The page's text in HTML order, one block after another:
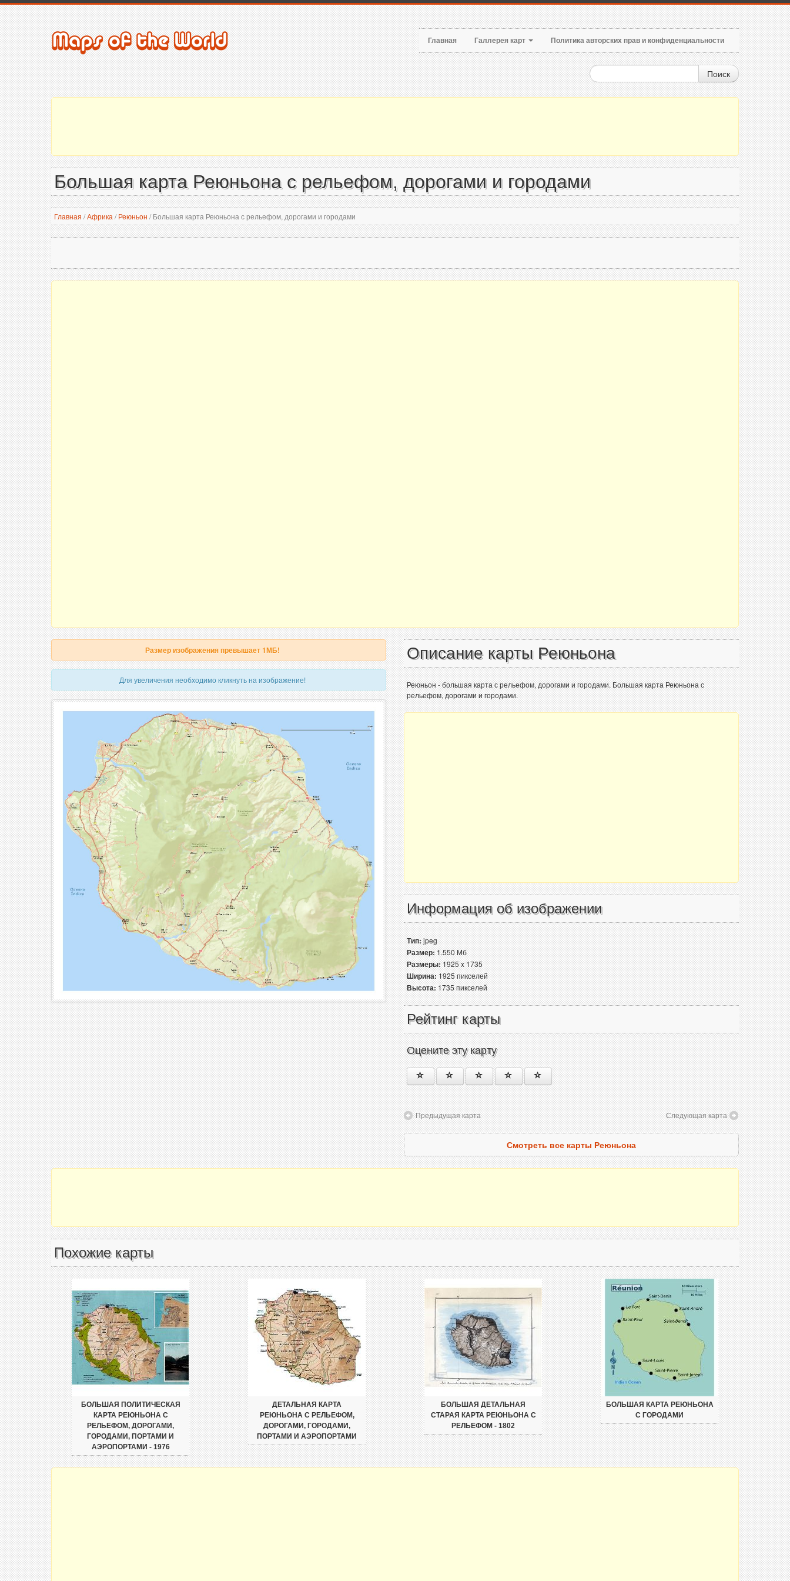
Главная Галлерея карт Политика авторских прав и конфиденциальности
Поиск
Большая карта Реюньона с рельефом, дорогами и городами
Главная /Африка / Реюньон /Большая карта Реюньона с рельефом, дорогами и городами
Размер изображения превышает 1МБ!
Для увеличения необходимо кликнуть на изображение!
Описание карты Реюньона
Реюньон - большая карта с рельефом, дорогами и городами. Большая карта Реюньона с
рельефом, дорогами и городами.
Информация об изображении
Тип:jpeg
Размер:1.550 Мб
Размеры:1925 x 1735
Ширина:1925 пикселей
Высота:1735 пикселей
Рейтинг карты
Оцените эту карту
Предыдущая карта Следующая карта
Смотреть все карты Реюньона
Похожие карты
БОЛЬШАЯ ПОЛИТИЧЕСКАЯ
КАРТА РЕЮНЬОНА С
РЕЛЬЕФОМ, ДОРОГАМИ,
ГОРОДАМИ, ПОРТАМИ И
АЭРОПОРТАМИ - 1976
ДЕТАЛЬНАЯ КАРТА
РЕЮНЬОНА С РЕЛЬЕФОМ,
ДОРОГАМИ, ГОРОДАМИ,
ПОРТАМИ И АЭРОПОРТАМИ
БОЛЬШАЯ ДЕТАЛЬНАЯ
СТАРАЯ КАРТА РЕЮНЬОНА С
РЕЛЬЕФОМ - 1802
БОЛЬШАЯ КАРТА РЕЮНЬОНА
С ГОРОДАМИ